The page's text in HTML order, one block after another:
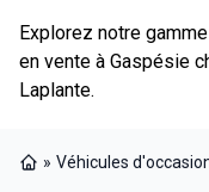
Explorez notre
en vente à Gaspésie
Laplante.
» Véhicules